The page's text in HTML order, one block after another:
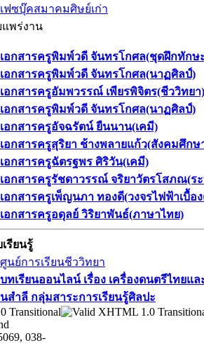
เฟซบุ๊คสมาคมศิษย์เก่า
แพร่งาน
เอกสารครูพิมพ์วดี จันทรโกศล(ชุดฝึกทักษ
เอกสารครูพิมพ์วดี จันทรโกศล(นาฏศิลป์)
เอกสารครูอัมพวรรณ์ เพียรพิจิตร(ชีววิทยา)
เอกสารครูพิมพ์วดี จันทรโกศล(นาฏศิลป์)
เอกสารครูอัจฉรัตน์ ยืนนาน(เคมี)
เอกสารครูสุริยา ช้างพลายแก้ว(สังคมศึกษ
เอกสารครูฉัตรฐพร ศิริวัน(เคมี)
เอกสารครูรัชดาวรรณ์ จริยาวัตรโสภณ(ร
เอกสารครูเพ็ญนภา ทองดี(วงจรไฟฟ้าเบื้อ
เอกสารครูอดุลย์ วิริยาพันธ์(ภาษาไทย)
เรียนรู้
ศูนย์การเรียนชีววิทยา
บทเรียนออนไลน์​ เรื่อง​ เครื่องดนตรีไทย
สำลี​ กลุ่มสาระการเรียนรู้ศิลปะ
038-